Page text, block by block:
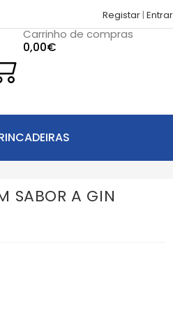
Registar| Entrar
Carrinho de compras
0,00€
SABOR A GIN